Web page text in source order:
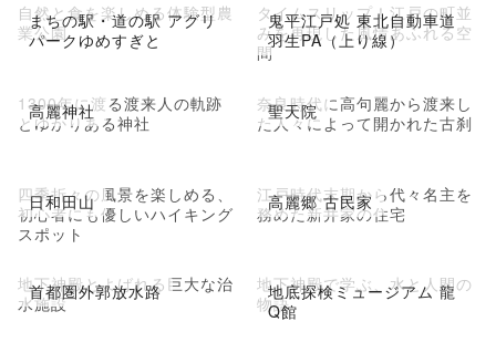
まちの駅・道の駅 アグリ
パークゆめすぎと
自然と食を楽しめる体験型農
業公園
鬼平江戸処 東北自動車道
羽生PA（上り線）
タイムスリップ！江戸の町並
みを再現した風情あふれる空
間
高麗神社
1300年に渡る渡来人の軌跡
とゆかりある神社
聖天院
奈良時代に高句麗から渡来し
た人々によって開かれた古刹
日和田山
四季折々の風景を楽しめる、
初心者にも優しいハイキング
スポット
高麗郷 古民家
江戸時代末期から代々名主を
務めた新井家の住宅
首都圏外郭放水路
地下神殿とよばれる巨大な治
水施設
地底探検ミュージアム 龍
Q館
地下神殿で学ぶ、水と人間の
物語